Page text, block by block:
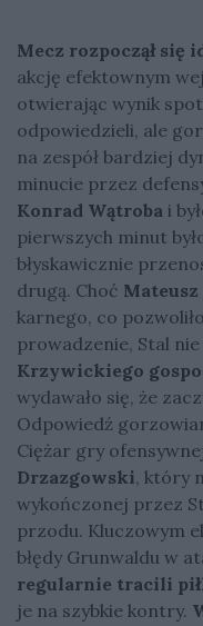
Mecz rozpoczął się
akcję efektownym
otwierając wynik
odpowiedzieli, ale
na zespół bardziej
minucie przez
Konrad Wątroba i
pierwszych minut
błyskawicznie
drugą. Choć
karnego, co
prowadzenie, Stal
Krzywickiego
wydawało się, że
Odpowiedź
Ciężar gry
Drzazgowski, który
wykończonej przez
przodu. Kluczowym
błędy Grunwaldu w
regularnie tracili
je na szybkie kontry.